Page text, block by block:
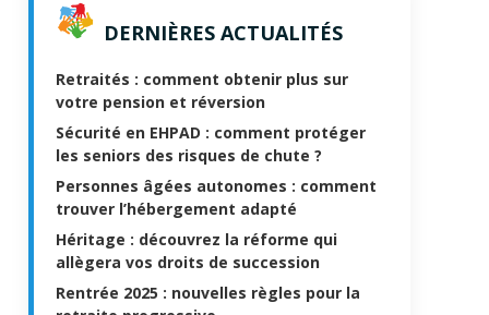
DERNIÈRES ACTUALITÉS
Retraités : comment obtenir plus sur
votre pension et réversion
Sécurité en EHPAD : comment protéger
les seniors des risques de chute ?
Personnes âgées autonomes : comment
trouver l’hébergement adapté
Héritage : découvrez la réforme qui
allègera vos droits de succession
Rentrée 2025 : nouvelles règles pour la